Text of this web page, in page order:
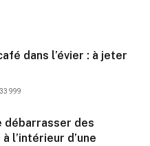
dans l’évier : à jeter
33 999
débarrasser des
l’intérieur d’une